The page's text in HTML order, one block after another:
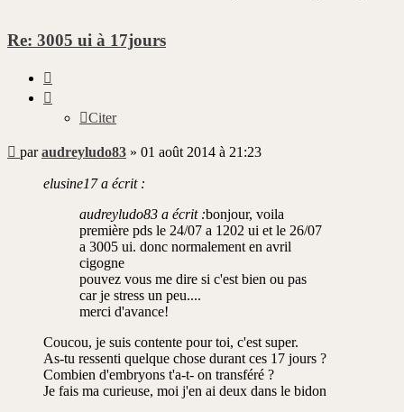
Re: 3005 ui à 17jours
Citer
Message
non
paraudreyludo83 » 01 août 2014 à 21:23
elusine17 a écrit :
audreyludo83 a écrit :bonjour, voila
première pds le 24/07 a 1202 ui et le 26/07
a 3005 ui. donc normalement en avril
cigogne
pouvez vous me dire si c'est bien ou pas
car je stress un peu....
merci d'avance!
Coucou, je suis contente pour toi, c'est super.
As-tu ressenti quelque chose durant ces 17 jours ?
Combien d'embryons t'a-t- on transféré ?
Je fais ma curieuse, moi j'en ai deux dans le bidon